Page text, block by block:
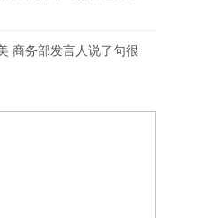
商务部发言人说了句很